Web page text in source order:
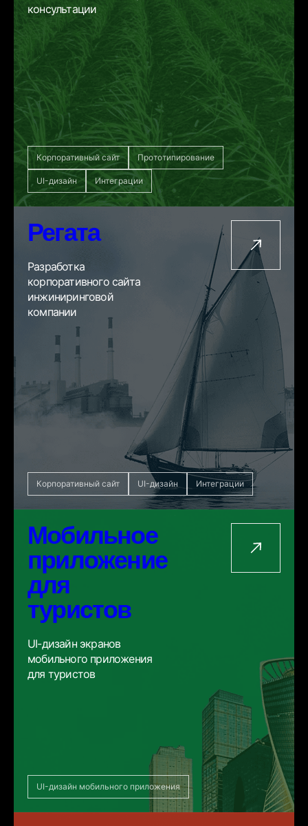
консультации
Корпоративный сайт Прототипирование
UI-дизайн Интеграции
Регата
Разработка
корпоративного сайта
инжиниринговой
компании
Корпоративный сайт UI-дизайн Интеграции
Мобильное
приложение
для
туристов
UI-дизайн экранов
мобильного приложения
для туристов
UI-дизайн мобильного приложения